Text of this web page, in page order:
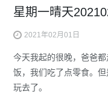
星期一晴天
2021年02月01日
今天我起的很晚，爸爸
饭，我们吃了点零食。
玩去了。